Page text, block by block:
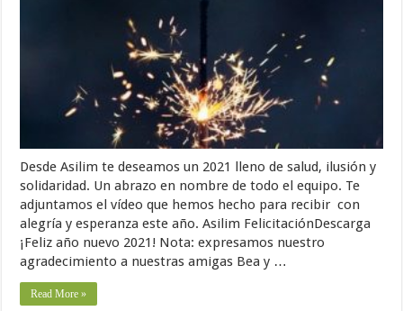
Desde Asilim te deseamos un 2021 lleno de salud, ilusión y
solidaridad. Un abrazo en nombre de todo el equipo. Te
adjuntamos el vídeo que hemos hecho para recibir con
alegría y esperanza este año. Asilim FelicitaciónDescarga
¡Feliz año nuevo 2021! Nota: expresamos nuestro
agradecimiento a nuestras amigas Bea y …
Read More »